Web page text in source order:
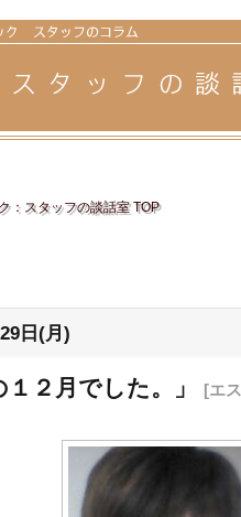
：スタッフの談話室 TOP
日(月)
１２月でした。」
[エ